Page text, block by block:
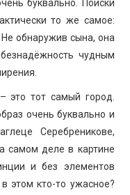
буквально. Поиски
то же самое:
обнаружив сына, она
чудным
это тот самый город.
очень буквально и
Серебреникове,
самом деле в картине
и без элементов
этом кто-то ужасное?